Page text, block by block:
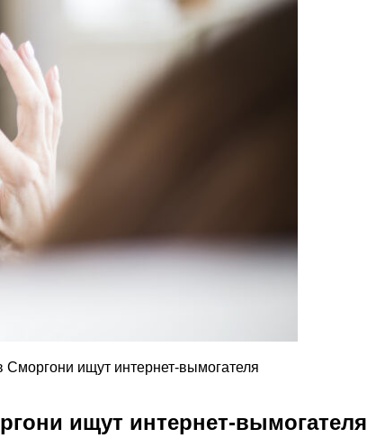
Сморгони ищут интернет-вымогателя
ищут интернет-вымогателя